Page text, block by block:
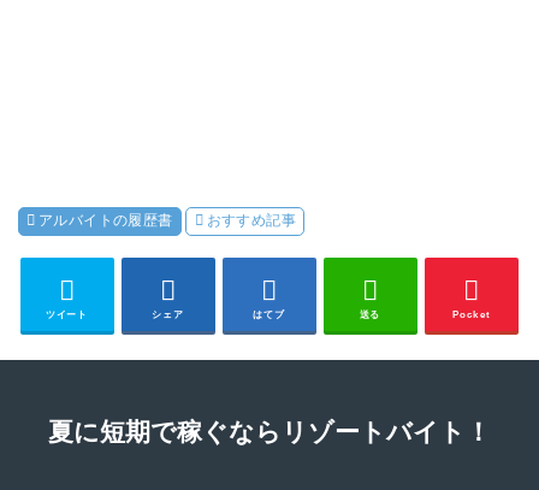
アルバイトの履歴書 おすすめ記事
ツイート シェア はてブ 送る Pocket
夏に短期で稼ぐならリゾートバイト！